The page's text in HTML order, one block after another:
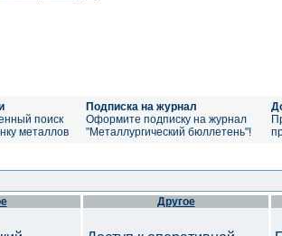
поиск
металлов
Подписка на журнал
Оформите подписку на журнал
"Металлургический бюллетень"!
Другое